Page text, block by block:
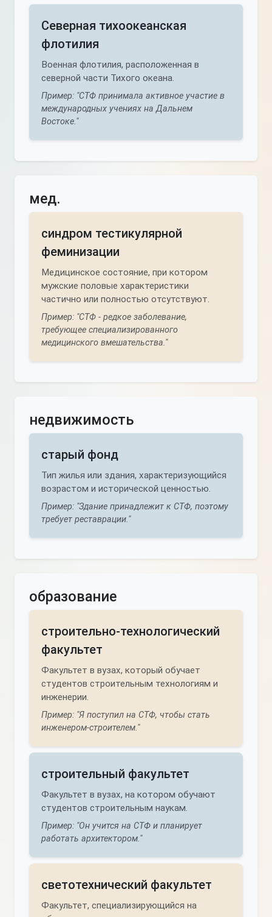
Северная тихоокеанская
флотилия
Военная флотилия, расположенная в
северной части Тихого океана.
Пример: "СТФ принимала активное участие в
международных учениях на Дальнем
Востоке."
мед.
синдром тестикулярной
феминизации
Медицинское состояние, при котором
мужские половые характеристики
частично или полностью отсутствуют.
Пример: "СТФ - редкое заболевание,
требующее специализированного
медицинского вмешательства."
недвижимость
старый фонд
Тип жилья или здания, характеризующийся
возрастом и исторической ценностью.
Пример: "Здание принадлежит к СТФ, поэтому
требует реставрации."
образование
строительно-технологический
факультет
Факультет в вузах, который обучает
студентов строительным технологиям и
инженерии.
Пример: "Я поступил на СТФ, чтобы стать
инженером-строителем."
строительный факультет
Факультет в вузах, на котором обучают
студентов строительным наукам.
Пример: "Он учится на СТФ и планирует
работать архитектором."
светотехнический факультет
Факультет, специализирующийся на